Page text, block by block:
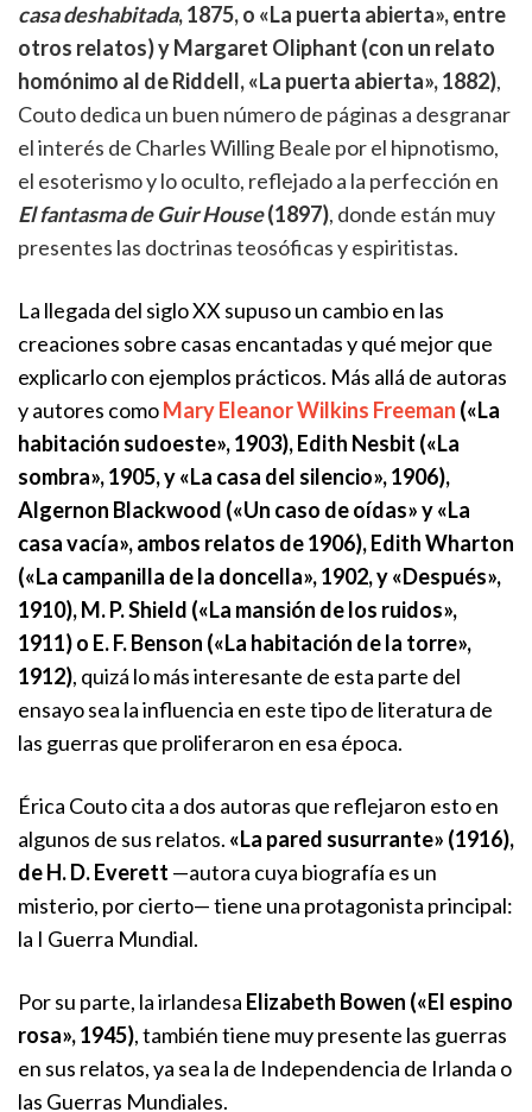
casa deshabitada, 1875, o «La puerta abierta», entre
otros relatos) y Margaret Oliphant (con un relato
homónimo al de Riddell, «La puerta abierta», 1882),
Couto dedica un buen número de páginas a desgranar
el interés de Charles Willing Beale por el hipnotismo,
el esoterismo y lo oculto, reflejado a la perfección en
El fantasma de Guir House(1897), donde están muy
presentes las doctrinas teosóficas y espiritistas.
La llegada del siglo XX supuso un cambio en las
creaciones sobre casas encantadas y qué mejor que
explicarlo con ejemplos prácticos. Más allá de autoras
y autores comoMary Eleanor Wilkins Freeman («La
habitación sudoeste», 1903), Edith Nesbit («La
sombra», 1905, y «La casa del silencio», 1906),
Algernon Blackwood («Un caso de oídas» y «La
casa vacía», ambos relatos de 1906), Edith Wharton
(«La campanilla de la doncella», 1902, y «Después»,
1910), M. P. Shield («La mansión de los ruidos»,
1911) o E. F. Benson («La habitación de la torre»,
1912), quizá lo más interesante de esta parte del
ensayo sea la influencia en este tipo de literatura de
las guerras que proliferaron en esa época.
Érica Couto cita a dos autoras que reflejaron esto en
algunos de sus relatos. «La pared susurrante» (1916),
de H. D. Everett —autora cuya biografía es un
misterio, por cierto— tiene una protagonista principal:
la I Guerra Mundial.
Por su parte, la irlandesa Elizabeth Bowen («El espino
rosa», 1945), también tiene muy presente las guerras
en sus relatos, ya sea la de Independencia de Irlanda o
las Guerras Mundiales.